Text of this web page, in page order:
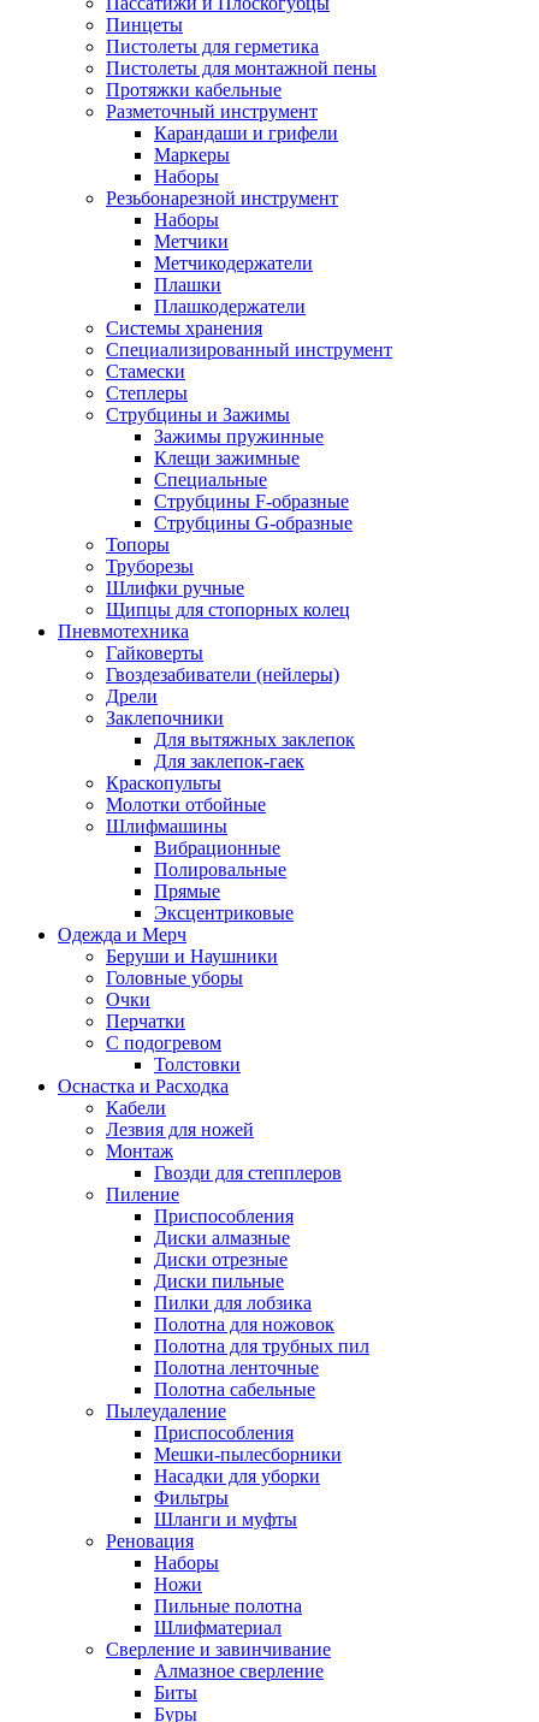
Пинцеты
Пистолеты для герметика
Пистолеты для монтажной пены
Протяжки кабельные
Разметочный инструмент
Карандаши и грифели
Маркеры
Наборы
Резьбонарезной инструмент
Наборы
Метчики
Метчикодержатели
Плашки
Плашкодержатели
Системы хранения
Специализированный инструмент
Стамески
Степлеры
Струбцины и Зажимы
Зажимы пружинные
Клещи зажимные
Специальные
Струбцины F-образные
Струбцины G-образные
Топоры
Труборезы
Шлифки ручные
Щипцы для стопорных колец
Пневмотехника
Гайковерты
Гвоздезабиватели (нейлеры)
Дрели
Заклепочники
Для вытяжных заклепок
Для заклепок-гаек
Краскопульты
Молотки отбойные
Шлифмашины
Вибрационные
Полировальные
Прямые
Эксцентриковые
Одежда и Мерч
Беруши и Наушники
Головные уборы
Очки
Перчатки
С подогревом
Толстовки
Оснастка и Расходка
Кабели
Лезвия для ножей
Монтаж
Гвозди для степплеров
Пиление
Приспособления
Диски алмазные
Диски отрезные
Диски пильные
Пилки для лобзика
Полотна для ножовок
Полотна для трубных пил
Полотна ленточные
Полотна сабельные
Пылеудаление
Приспособления
Мешки-пылесборники
Насадки для уборки
Фильтры
Шланги и муфты
Реновация
Наборы
Ножи
Пильные полотна
Шлифматериал
Сверление и завинчивание
Алмазное сверление
Биты
Буры